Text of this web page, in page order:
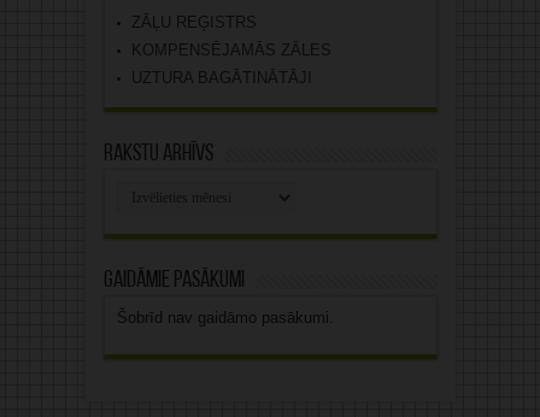
ZĀĻU REĢISTRS
KOMPENSĒJAMĀS ZĀLES
UZTURA BAGĀTINĀTĀJI
Rakstu arhīvs
Gaidāmie pasākumi
Šobrīd nav gaidāmo pasākumi.